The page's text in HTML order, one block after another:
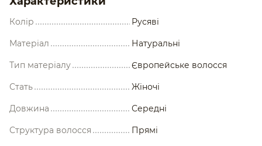
Колір Русяві
Матеріал Натуральні
Тип матеріалу Європейське волосся
Стать Жіночі
Довжина Середні
Структура волосся Прямі